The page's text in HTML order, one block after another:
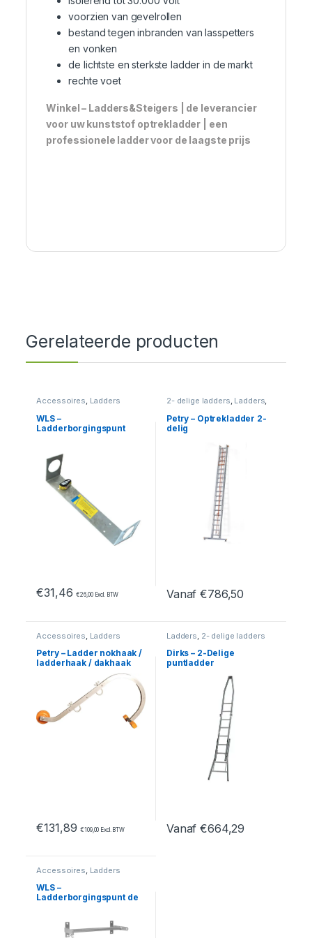
voorzien van gevelrollen
bestand tegen inbranden van lasspetters
en vonken
de lichtste en sterkste ladder in de markt
rechte voet
Winkel – Ladders&Steigers | de leverancier
voor uw kunststof optrekladder | een
professionele ladder voor de laagste prijs
Gerelateerde producten
Accessoires, Ladders
WLS –
Ladderborgingspunt
€31,46 €26,00Excl. BTW
2- delige ladders, Ladders,
Petry – Optrekladder 2-
delig
Vanaf €786,50
Accessoires Ladders
Petry – Ladder nokhaak /
ladderhaak / dakhaak
€131,89 €109,00 Excl. BTW
Ladders 2- delige ladders
Dirks – 2-Delige
puntladder
Vanaf €664,29
Accessoires, Ladders
WLS –
Ladderborgingspunt de